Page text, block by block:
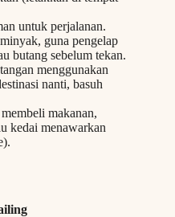
untuk perjalanan.
guna pengelap
butang sebelum tekan.
menggunakan
nanti, basuh
makanan,
kedai menawarkan